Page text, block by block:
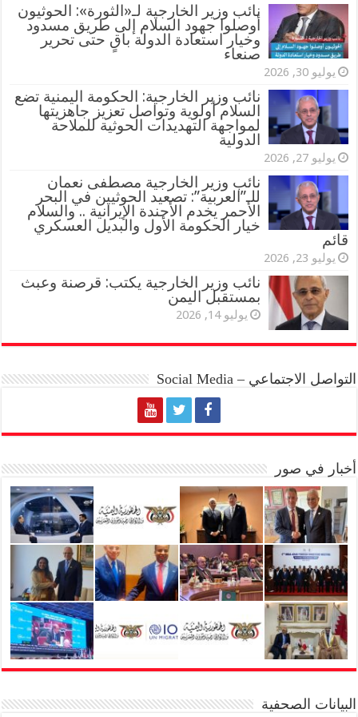
‏نائب وزير الخارجية لـ«الثورة»: الحوثيون
أوصلوا جهود السلام إلى طريق مسدود
وخيار استعادة الدولة باقٍ حتى تحرير
صنعاء
يوليو 30, 2026
نائب وزير الخارجية: الحكومة اليمنية تضع
السلام أولوية وتواصل تعزيز جاهزيتها
لمواجهة التهديدات الحوثية للملاحة
الدولية
يوليو 27, 2026
نائب وزير الخارجية مصطفى نعمان
للـ”العربية”: تصعيد الحوثيين في البحر
الأحمر يخدم الأجندة الإيرانية .. والسلام
خيار الحكومة الأول والبديل العسكري
قائم
يوليو 23, 2026
نائب وزير الخارجية يكتب: قرصنة وعبث
بمستقبل اليمن
يوليو 14, 2026
التواصل الاجتماعي – Social Media
أخبار في صور
البيانات الصحفية